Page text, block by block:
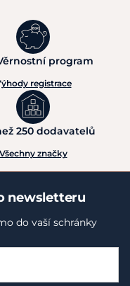
program
registrace
250 dodavatelů
Všechny značky
newsletteru
do vaší schránky